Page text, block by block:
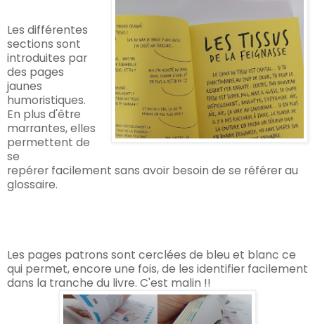
Les différentes
sections sont
introduites par
des pages
jaunes
humoristiques.
En plus d'être
marrantes, elles
permettent de
se
repérer facilement sans avoir besoin de se référer au
glossaire.
Les pages patrons sont cerclées de bleu et blanc ce
qui permet, encore une fois, de les identifier facilement
dans la tranche du livre. C'est malin !!